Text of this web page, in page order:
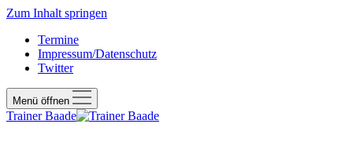
Zum Inhalt springen
Termine
Impressum/Datenschutz
Twitter
Menü öffnen
Trainer Baade